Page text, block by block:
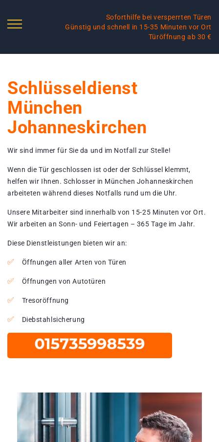
Soforthilfe bei versperrten Türen
Günstig und schnell in 15-35 Minuten vor Ort
Türöffnung ab 30 €
Schlüsseldienst
München
Johanneskirchen
Wir sind immer für Sie da und im Notfall zur Stelle!
Wenn die Tür geschlossen ist oder der Schlüssel klemmt,
helfen wir Ihnen. Schlosser in München Johanneskirchen
arbeiteten während dieses Notfalls rund um die Uhr.
Unsere Mitarbeiter sind innerhalb von 15-25 Minuten vor Ort.
Wir arbeiten an Sonn- und Feiertagen – 365 Tage im Jahr.
Diese Dienstleistungen bieten wir an:
Öffnungen aller Arten von Türen
Öffnungen von Autotüren
Tresoröffnung
Diebstahlsicherung